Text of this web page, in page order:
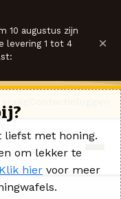
10 augustus zijn
levering 1 tot 4
×
liefst met honing.
om lekker te
Klik hier voor meer